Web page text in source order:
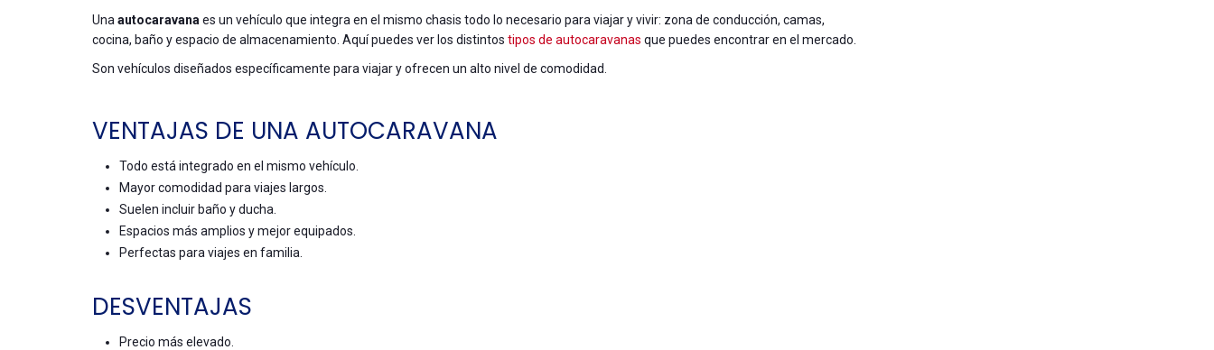
Una autocaravana es un vehículo que integra en el mismo chasis todo lo necesario para viajar y vivir: zona de conducción, camas,
cocina, baño y espacio de almacenamiento. Aquí puedes ver los distintos tipos de autocaravanas que puedes encontrar en el mercado.
Son vehículos diseñados específicamente para viajar y ofrecen un alto nivel de comodidad.
VENTAJAS DE UNA AUTOCARAVANA
Todo está integrado en el mismo vehículo.
Mayor comodidad para viajes largos.
Suelen incluir baño y ducha.
Espacios más amplios y mejor equipados.
Perfectas para viajes en familia.
DESVENTAJAS
Precio más elevado.